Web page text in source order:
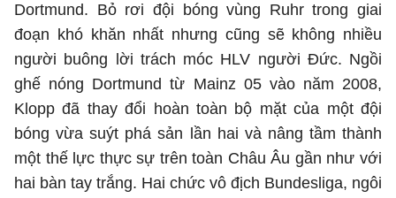
Dortmund. Bỏ rơi đội bóng vùng Ruhr trong giai
đoạn khó khăn nhất nhưng cũng sẽ không nhiều
người buông lời trách móc HLV người Đức. Ngồi
ghế nóng Dortmund từ Mainz 05 vào năm 2008,
Klopp đã thay đổi hoàn toàn bộ mặt của một đội
bóng vừa suýt phá sản lần hai và nâng tầm thành
một thế lực thực sự trên toàn Châu Âu gần như với
hai bàn tay trắng. Hai chức vô địch Bundesliga, ngôi